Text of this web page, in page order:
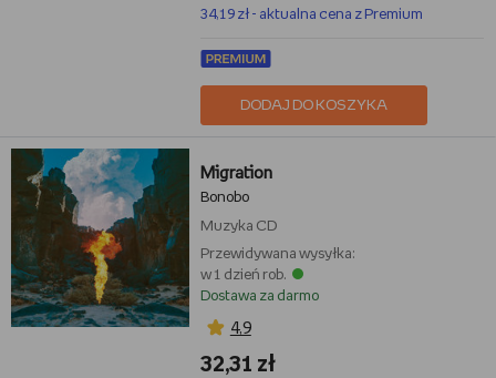
34,19 zł - aktualna cena z Premium
DODAJ DO KOSZYKA
Migration
Bonobo
Muzyka CD
Przewidywana wysyłka:
w 1 dzień rob.
Dostawa za darmo
4,9
32,31 zł